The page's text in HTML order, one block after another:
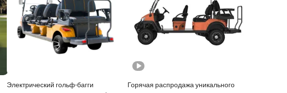
Электрический гольф-багги
Горячая распродажа уникального